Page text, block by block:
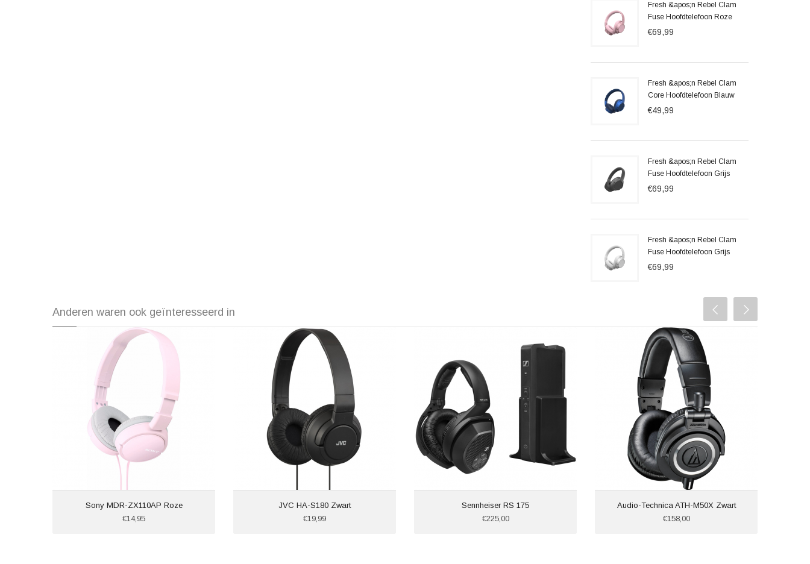
Fresh &apos;n Rebel Clam
Fuse Hoofdtelefoon Roze
€69,99
Fresh &apos;n Rebel Clam
Core Hoofdtelefoon Blauw
€49,99
Fresh &apos;n Rebel Clam
Fuse Hoofdtelefoon Grijs
€69,99
Fresh &apos;n Rebel Clam
Fuse Hoofdtelefoon Grijs
€69,99
Anderen waren ook geïnteresseerd in
Sony MDR-ZX110AP Roze
€14,95
JVC HA-S180 Zwart
€19,99
Sennheiser RS 175
€225,00
Audio-Technica ATH-M50X Zwart
€158,00